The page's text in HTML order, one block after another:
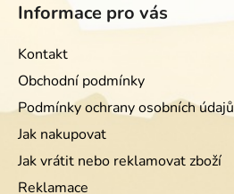
Informace pro vás
Kontakt
Obchodní podmínky
Podmínky ochrany osobních údajů
Jak nakupovat
Jak vrátit nebo reklamovat zboží
Reklamace